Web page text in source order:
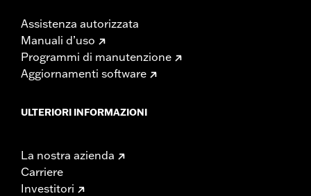
Assistenza autorizzata
Manuali d’uso
Programmi di manutenzione
Aggiornamenti software
ULTERIORI INFORMAZIONI
La nostra azienda
Carriere
Investitori